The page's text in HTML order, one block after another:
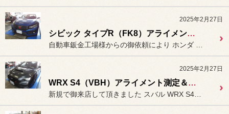
2025年2月27日
シビック タイプR（FK8）アライメント測定＆調整。
2025年2月27日
WRX S4（VBH）アライメント測定＆調整。